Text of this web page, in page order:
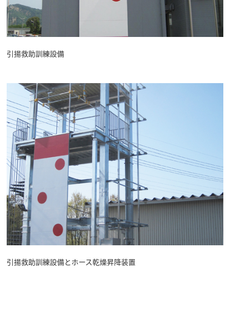
引揚救助訓練設備
引揚救助訓練設備とホース乾燥昇降装置